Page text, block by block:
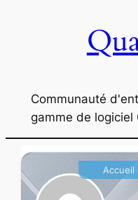
Communauté
gamme de logiciel
Accueil